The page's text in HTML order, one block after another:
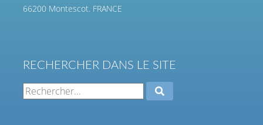
66200 Montescot. FRANCE
RECHERCHER DANS LE SITE